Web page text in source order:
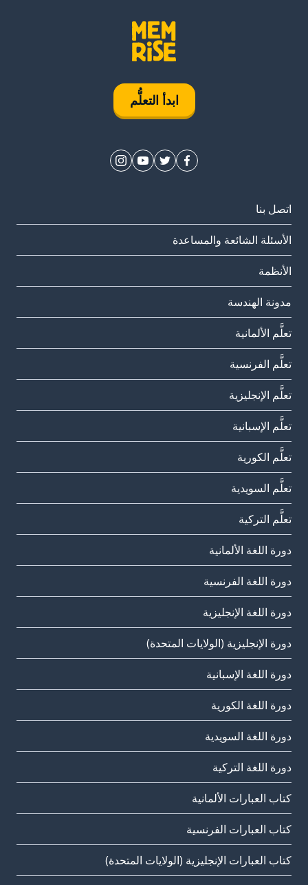
ابدأ التعلُّم
اتصل بنا
الأسئلة الشائعة والمساعدة
الأنظمة
مدونة الهندسة
تعلَّم الألمانية
تعلَّم الفرنسية
تعلَّم الإنجليزية
تعلَّم الإسبانية
تعلَّم الكورية
تعلَّم السويدية
تعلَّم التركية
دورة اللغة الألمانية
دورة اللغة الفرنسية
دورة اللغة الإنجليزية
دورة الإنجليزية (الولايات المتحدة)
دورة اللغة الإسبانية
دورة اللغة الكورية
دورة اللغة السويدية
دورة اللغة التركية
كتاب العبارات الألمانية
كتاب العبارات الفرنسية
كتاب العبارات الإنجليزية (الولايات المتحدة)